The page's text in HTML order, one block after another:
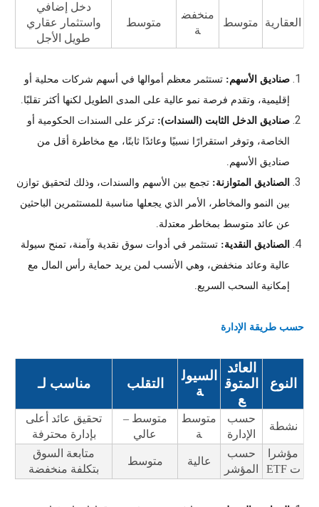
العقارية متوسط
منخفض
ة
متوسط
دخل إضافي
واستثمار عقاري
طويل الأجل
صناديق الأسهم: تستثمر معظم أموالها في أسهم شركات محلية أو
إقليمية، وتقدم فرصة نمو عالية على المدى الطويل لكنها أكثر تقلبًا.
صناديق الدخل الثابت (السندات): تركز على السندات الحكومية أو
الخاصة، وتوفر استقرارًا نسبيًا وعائدًا ثابتًا، مع مخاطرة أقل من
صناديق الأسهم.
الصناديق المتوازنة: تجمع بين الأسهم والسندات، وذلك لتحقيق توازن
بين النمو والمخاطر، الأمر الذي يجعلها مناسبة للمستثمرين الباحثين
عن عائد متوسط بمخاطر معتدلة.
الصناديق النقدية: تستثمر في أدوات سوق نقدية وآمنة، تمنح سيولة
عالية وعائد منخفض، وهي الأنسب لمن يريد حماية رأس المال مع
إمكانية السحب السريع.
حسب طريقة الإدارة
النوع
العائد
المتوق
ع
السيول
ة
التقلب مناسب لـ
نشطة
حسب
الإدارة
متوسط
ة
متوسط –
عالي
تحقيق عائد أعلى
بإدارة محترفة
مؤشرا
ت ETF
حسب
المؤشر
عالية متوسط
متابعة السوق
بتكلفة منخفضة